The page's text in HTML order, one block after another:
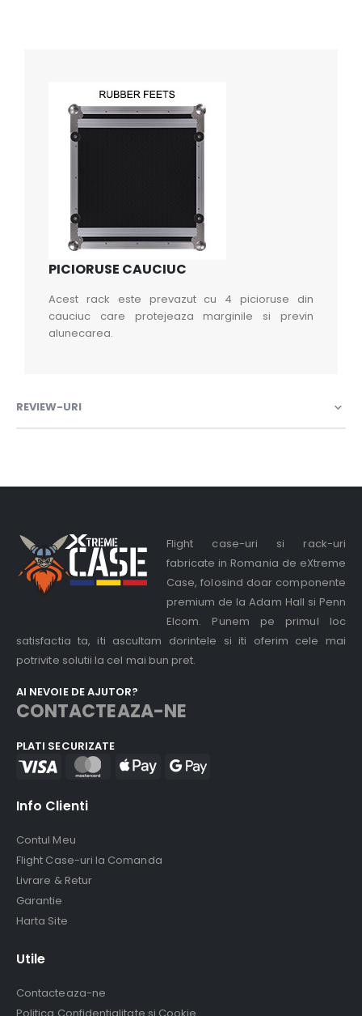
PICIORUSE CAUCIUC
Acest rack este prevazut cu 4 picioruse din
cauciuc care protejeaza marginile si previn
alunecarea.
REVIEW-URI
Flight case-uri si rack-uri
fabricate in Romania de eXtreme
Case, folosind doar componente
premium de la Adam Hall si Penn
Elcom. Punem pe primul loc
satisfactia ta, iti ascultam dorintele si iti oferim cele mai
potrivite solutii la cel mai bun pret.
AI NEVOIE DE AJUTOR?
CONTACTEAZA-NE
PLATI SECURIZATE
Info Clienti
Contul Meu
Flight Case-uri la Comanda
Livrare & Retur
Garantie
Harta Site
Utile
Contacteaza-ne